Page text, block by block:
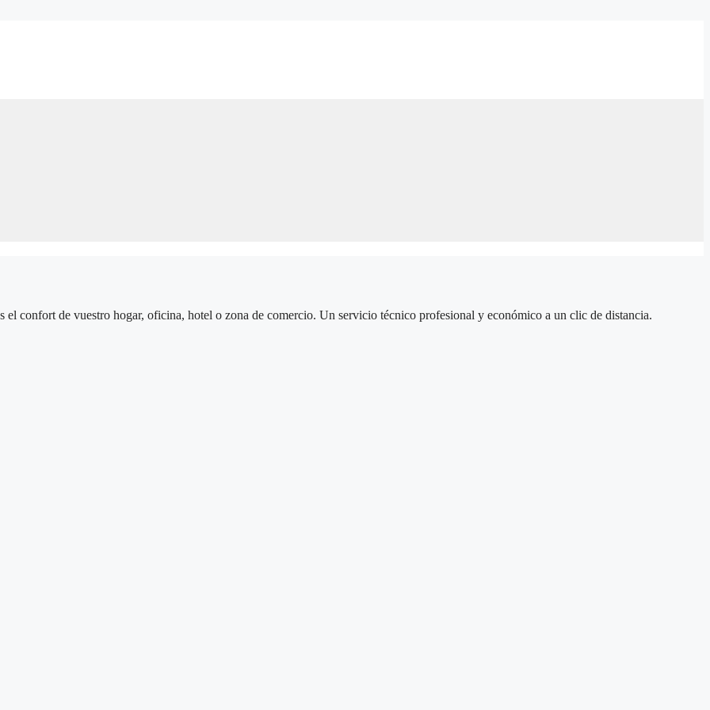
el confort de vuestro hogar, oficina, hotel o zona de comercio. Un servicio técnico profesional y económico a un clic de distancia.